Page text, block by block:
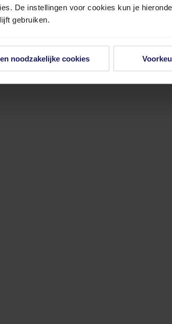
De instellingen voor cookies kun je
gebruiken.
noodzakelijke cookies